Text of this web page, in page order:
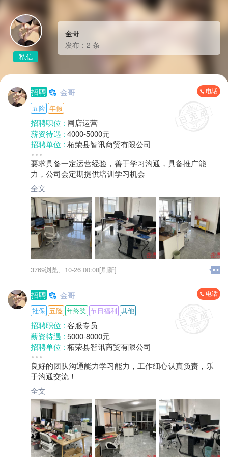
私信
金哥
发布：2 条
招聘 金哥 电话
五险 年假
招聘职位 : 网店运营
薪资待遇 : 4000-5000元
招聘单位 : 柘荣县智讯商贸有限公司
招聘人数 :
性别要求 :性别不限
年龄要求 :35岁以下
学历要求 :
工作经验 :3-5年
地区 :柘荣县
要求具备一定运营经验，善于学习沟通，具备推广能
力，公司会定期提供培训学习机会
全文
3769浏览、 10-26 00:08[刷新]
招聘 金哥 电话
社保 五险 年终奖 节日福利 其他
招聘职位 : 客服专员
薪资待遇 : 5000-8000元
招聘单位 : 柘荣县智讯商贸有限公司
招聘人数 :
性别要求 :女
年龄要求 :40岁以下
学历要求 :
工作经验 :经验不限
地区 :柘荣县
良好的团队沟通能力学习能力，工作细心认真负责，乐
于沟通交流！
全文